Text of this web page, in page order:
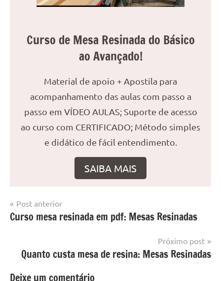
Curso de Mesa Resinada do Básico
ao Avançado!
Material de apoio + Apostila para
acompanhamento das aulas com passo a
passo em VÍDEO AULAS; Suporte de acesso
ao curso com CERTIFICADO; Método simples
e didático de fácil entendimento.
SAIBA MAIS
Marcado
com
resina,
com
Mesa
resinada
Navegação
de
Post anterior
Curso mesa resinada em pdf: Mesas Resinadas
Próximo post
Quanto custa mesa de resina: Mesas Resinadas
Deixe um comentário